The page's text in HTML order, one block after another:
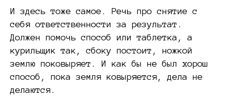
И здесь тоже самое. Речь про снятие с
себя ответственности за результат.
Должен помочь способ или таблетка, а
курильщик так, сбоку постоит, ножкой
землю поковыряет. И как бы не был хорош
способ, пока земля ковыряется, дела не
делаются.